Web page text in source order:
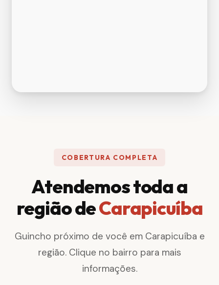
COBERTURA COMPLETA
Atendemos toda a
região deCarapicuíba
Guincho próximo de você em Carapicuíba e
região. Clique no bairro para mais
informações.